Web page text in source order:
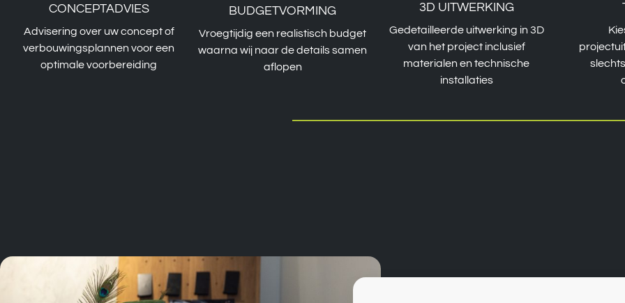
CONCEPTADVIES
Advisering over uw concept of
verbouwingsplannen voor een
optimale voorbereiding
BUDGETVORMING
Vroegtijdig een realistisch budget
waarna wij naar de details samen
aflopen
3D UITWERKING
Gedetailleerde uitwerking in 3D
van het project inclusief
materialen en technische
installaties